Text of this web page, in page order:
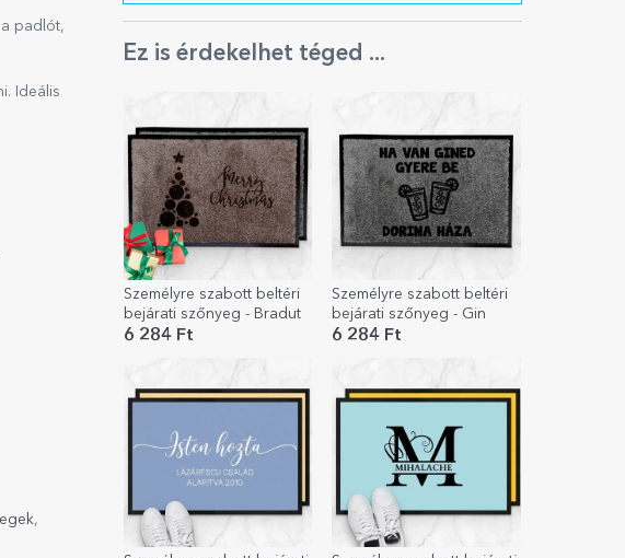
Ez is érdekelhet téged ...
Személyre szabott beltéri
bejárati szőnyeg - Bradut
6 284 Ft
Személyre szabott beltéri
bejárati szőnyeg - Gin
6 284 Ft
padlót,
Ideális
,